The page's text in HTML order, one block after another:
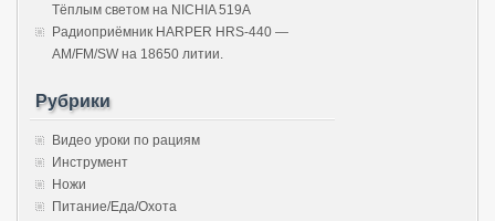
Тёплым светом на NICHIA 519A
Радиоприёмник HARPER HRS-440 —
AM/FM/SW на 18650 литии.
Рубрики
Видео уроки по рациям
Инструмент
Ножи
Питание/Еда/Охота